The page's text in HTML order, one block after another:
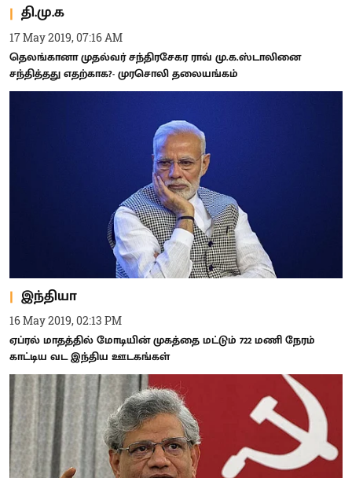
தி.மு.க
17 May 2019, 07:16 AM
தெலங்கானா முதல்வர் சந்திரசேகர ராவ் மு.க.ஸ்டாலினை
சந்தித்தது எதற்காக?- முரசொலி தலையங்கம்
இந்தியா
16 May 2019, 02:13 PM
ஏப்ரல் மாதத்தில் மோடியின் முகத்தை மட்டும் 722 மணி நேரம்
காட்டிய வட இந்திய ஊடகங்கள்